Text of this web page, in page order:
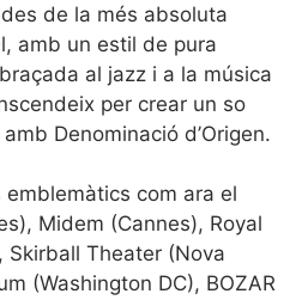
de la més absoluta
amb un estil de pura
al jazz i a la música
per crear un so
Denominació d’Origen.
com ara el
Midem (Cannes), Royal
Theater (Nova
(Washington DC), BOZAR